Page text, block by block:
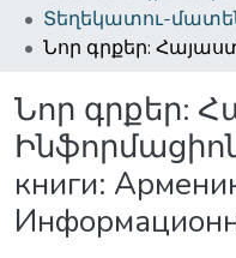
Նոր գրքեր:
книги: